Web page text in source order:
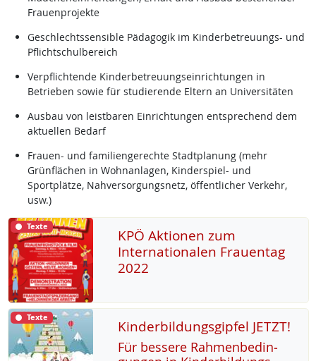
Frauenprojekte
Geschlechtssensible Pädagogik im Kinderbetreuungs- und
Pflichtschulbereich
Verpflichtende Kinderbetreuungseinrichtungen in
Betrieben sowie für studierende Eltern an Universitäten
Ausbau von leistbaren Einrichtungen entsprechend dem
aktuellen Bedarf
Frauen- und familiengerechte Stadtplanung (mehr
Grünflächen in Wohnanlagen, Kinderspiel- und
Sportplätze, Nahversorgungsnetz, öffentlicher Verkehr,
usw.)
Texte
KPÖ Aktionen zum
Internationalen Frauentag
2022
Texte Kinderbildungsgipfel JETZT!
Für bes­se­re Rah­men­be­din­